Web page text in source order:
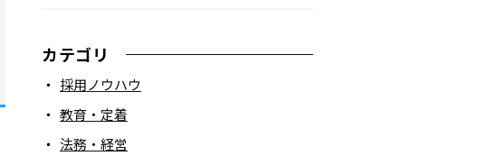
カテゴリ
採用ノウハウ
教育・定着
法務・経営